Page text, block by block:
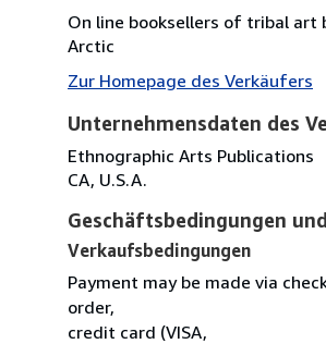
On line booksellers of tribal art
Arctic
Zur Homepage des Verkäufers
Unternehmensdaten des
Ethnographic Arts Publications
CA, U.S.A.
Geschäftsbedingungen
Verkaufsbedingungen
Payment may be made via
order,
credit card (VISA,